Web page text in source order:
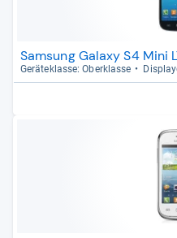
Samsung Galaxy S4 Mini
Gerä­te­klasse: Ober­klasse